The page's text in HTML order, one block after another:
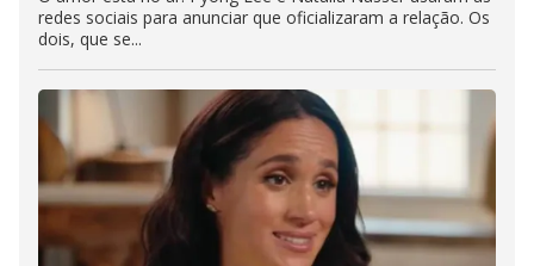
redes sociais para anunciar que oficializaram a relação. Os
dois, que se...